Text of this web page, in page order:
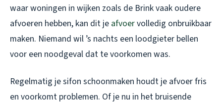
waar woningen in wijken zoals de Brink vaak oudere
afvoeren hebben, kan dit je afvoervolledig onbruikbaar
maken. Niemand wil ’s nachts een loodgieter bellen
voor een noodgeval dat te voorkomen was.
Regelmatig je sifon schoonmaken houdt je afvoer fris
en voorkomt problemen. Of je nu in het bruisende